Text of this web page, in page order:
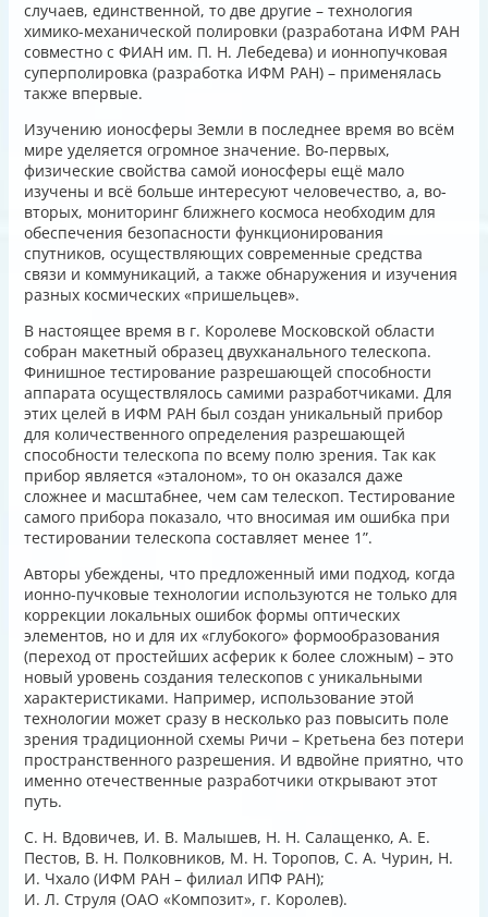
случаев, единственной, то две другие – технология
химико-механической полировки (разработана ИФМ РАН
совместно с ФИАН им. П. Н. Лебедева) и ионнопучковая
суперполировка (разработка ИФМ РАН) – применялась
также впервые.
Изучению ионосферы Земли в последнее время во всём
мире уделяется огромное значение. Во-первых,
физические свойства самой ионосферы ещё мало
изучены и всё больше интересуют человечество, а, во-
вторых, мониторинг ближнего космоса необходим для
обеспечения безопасности функционирования
спутников, осуществляющих современные средства
связи и коммуникаций, а также обнаружения и изучения
разных космических «пришельцев».
В настоящее время в г. Королеве Московской области
собран макетный образец двухканального телескопа.
Финишное тестирование разрешающей способности
аппарата осуществлялось самими разработчиками. Для
этих целей в ИФМ РАН был создан уникальный прибор
для количественного определения разрешающей
способности телескопа по всему полю зрения. Так как
прибор является «эталоном», то он оказался даже
сложнее и масштабнее, чем сам телескоп. Тестирование
самого прибора показало, что вносимая им ошибка при
тестировании телескопа составляет менее 1”.
Авторы убеждены, что предложенный ими подход, когда
ионно-пучковые технологии используются не только для
коррекции локальных ошибок формы оптических
элементов, но и для их «глубокого» формообразования
(переход от простейших асферик к более сложным) – это
новый уровень создания телескопов с уникальными
характеристиками. Например, использование этой
технологии может сразу в несколько раз повысить поле
зрения традиционной схемы Ричи – Кретьена без потери
пространственного разрешения. И вдвойне приятно, что
именно отечественные разработчики открывают этот
путь.
С. Н. Вдовичев, И. В. Малышев, Н. Н. Салащенко, А. Е.
Пестов, В. Н. Полковников, М. Н. Торопов, С. А. Чурин, Н.
И. Чхало (ИФМ РАН – филиал ИПФ РАН);
И. Л. Струля (ОАО «Композит», г. Королев).